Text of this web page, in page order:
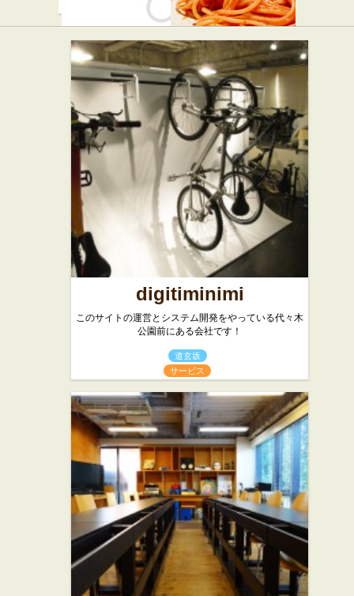
マルマン
ストア
代々木八幡
店
TIKI+GOAL
CAFE ★☆☆
カフェ・喫茶店
digitiminimi
このサイトの運営とシステム開発をやっている代々木
公園前にある会社です！
道玄坂
サービス